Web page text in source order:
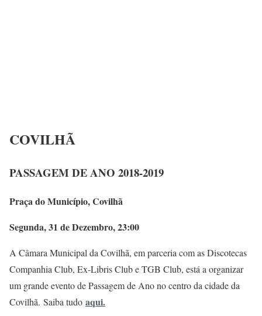
COVILHÃ
PASSAGEM DE ANO 2018-2019
Praça do Município, Covilhã
Segunda, 31 de Dezembro, 23:00
A Câmara Municipal da Covilhã, em parceria com as Discotecas
Companhia Club, Ex-Libris Club e TGB Club, está a organizar
um grande evento de Passagem de Ano no centro da cidade da
Covilhã. Saiba tudo aqui.